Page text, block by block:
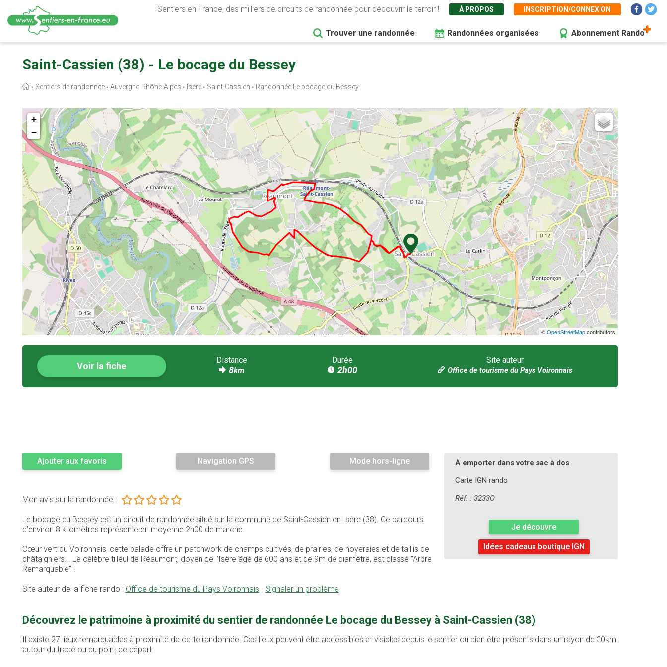
contenu
Sentiers en France, des milliers de circuits de randonnée pour découvrir le terroir ! À PROPOS INSCRIPTION/CONNEXION
Trouver une randonnée Randonnées organisées Abonnement Rando
Saint-Cassien (38) - Le bocage du Bessey
Fil
Sentiers de randonnée Auvergne-Rhône-Alpes Isère Saint-Cassien Randonnée Le bocage du Bessey
+
−
©OpenStreetMapcontributors
Voir la fiche
Distance
8km
Durée
2h00
Site auteur
Office de tourisme du Pays Voironnais
Ajouter aux favoris Navigation GPS Mode hors-ligne
Mon avis sur la randonnée :
Le bocage du Bessey est un circuit de randonnée situé sur la commune de Saint-Cassien en Isère (38). Ce parcours
d’environ 8 kilomètres représente en moyenne 2h00 de marche.
Cœur vert du Voironnais, cette balade offre un patchwork de champs cultivés, de prairies, de noyeraies et de taillis de
châtaigniers... Le célèbre tilleul de Réaumont, doyen de l’Isère âgé de 600 ans et de 9m de diamètre, est classé "Arbre
Remarquable" !
Site auteur de la fiche rando : Office de tourisme du Pays Voironnais - Signaler un problème
À emporter dans votre sac à dos
Carte IGN rando
Réf. : 3233O
Je découvre
Idées cadeaux boutique IGN
Découvrez le patrimoine à proximité du sentier de randonnée Le bocage du Bessey à Saint-Cassien (38)
Il existe 27 lieux remarquables à proximité de cette randonnée. Ces lieux peuvent être accessibles et visibles depuis le sentier ou bien être présents dans un rayon de 30km
autour du tracé ou du point de départ.